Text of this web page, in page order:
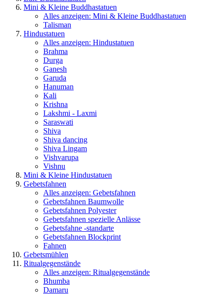
Mini & Kleine Buddhastatuen
Alles anzeigen: Mini & Kleine Buddhastatuen
Talisman
Hindustatuen
Alles anzeigen: Hindustatuen
Brahma
Durga
Ganesh
Garuda
Hanuman
Kali
Krishna
Lakshmi - Laxmi
Saraswati
Shiva
Shiva dancing
Shiva Lingam
Vishvarupa
Vishnu
Mini & Kleine Hindustatuen
Gebetsfahnen
Alles anzeigen: Gebetsfahnen
Gebetsfahnen Baumwolle
Gebetsfahnen Polyester
Gebetsfahnen spezielle Anlässe
Gebetsfahne -standarte
Gebetsfahnen Blockprint
Fahnen
Gebetsmühlen
Ritualgegenstände
Alles anzeigen: Ritualgegenstände
Bhumba
Damaru